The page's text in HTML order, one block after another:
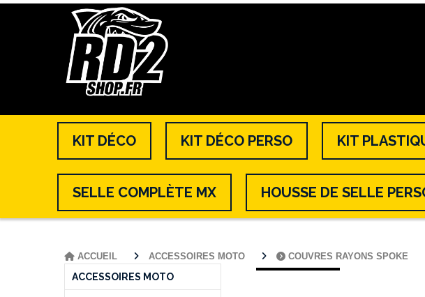
KIT DÉCO KIT DÉCO PERSO KIT
SELLE COMPLÈTE MX HOUSSE DE SELLE
ACCESSOIRES MOTO
ACCUEIL ACCESSOIRES MOTO COUVRES RAYONS SPOKE